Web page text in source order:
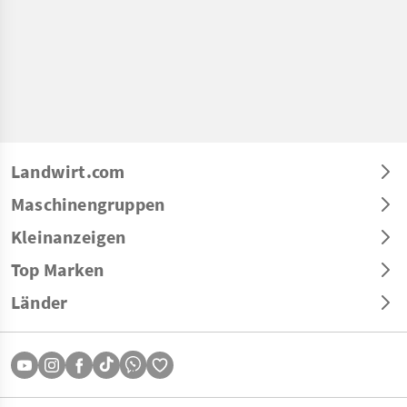
Landwirt.com
Maschinengruppen
Kleinanzeigen
Top Marken
Länder